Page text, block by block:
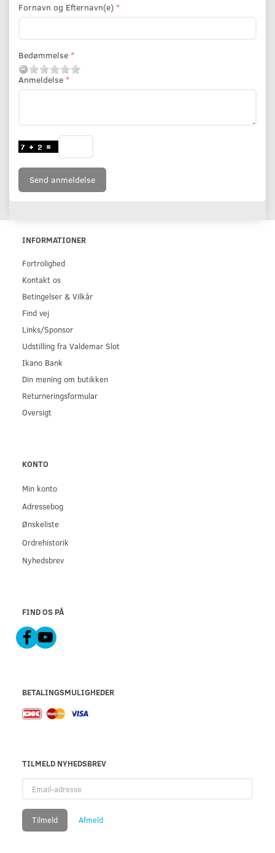
Fornavn og Efternavn(e)
Bedømmelse
Anmeldelse
Send anmeldelse
INFORMATIONER
Fortrolighed
Kontakt os
Betingelser & Vilkår
Find vej
Links/Sponsor
Udstilling fra Valdemar Slot
Ikano Bank
Din mening om butikken
Returneringsformular
Oversigt
KONTO
Min konto
Adressebog
Ønskeliste
Ordrehistorik
Nyhedsbrev
FIND OS PÅ
BETALINGSMULIGHEDER
TILMELD NYHEDSBREV
adresse
Tilmeld Afmeld